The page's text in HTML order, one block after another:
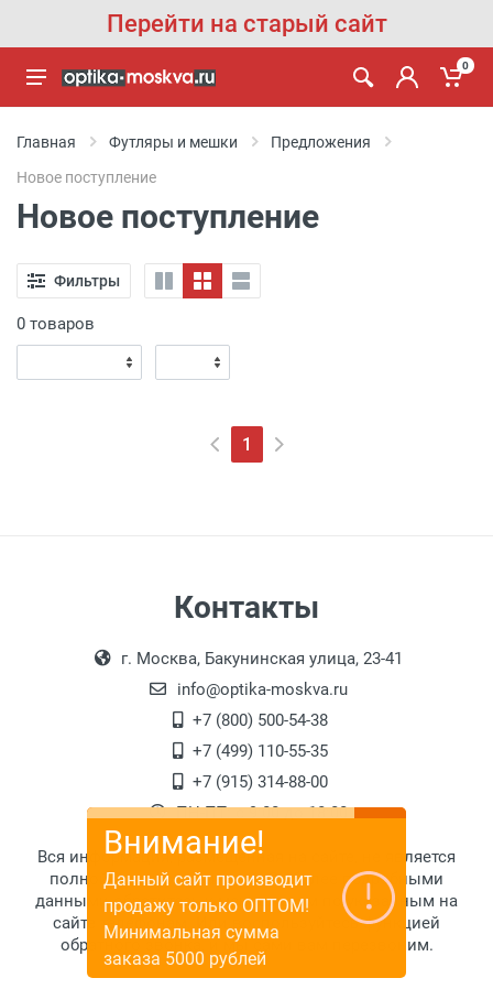
Перейти на старый сайт
0
Главная Футляры и мешки
Предложения
Новое поступление
Новое поступление
Фильтры
0 товаров
1
Контакты
г. Москва, Бакунинская улица, 23-41
info@optika-moskva.ru
+7 (800) 500-54-38
+7 (499) 110-55-35
+7 (915) 314-88-00
ПН-ПТ: с 9:00 до 18:00
Вся информация, размещенная на сайте, не является
полной и исчерпывающей. За более подробными
данными обратитесь к менеджерам по указанным на
сайте телефонам. Или воспользуйтесь функцией
обратного звонка, и мы сами вам перезвоним.
Внимание!
Данный сайт производит
продажу только ОПТОМ!
Минимальная сумма
заказа 5000 рублей